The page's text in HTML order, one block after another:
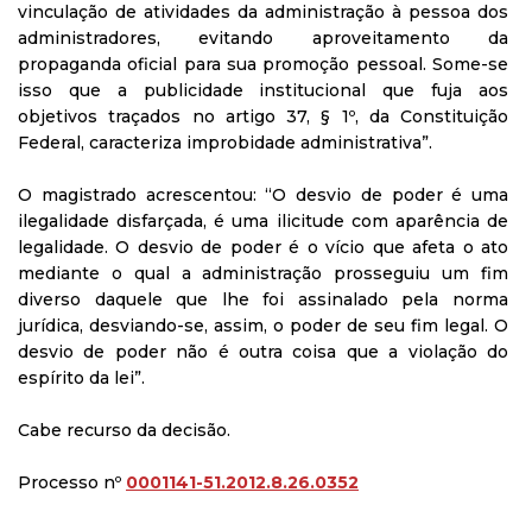
vinculação de atividades da administração à pessoa dos
administradores, evitando aproveitamento da
propaganda oficial para sua promoção pessoal. Some-se
isso que a publicidade institucional que fuja aos
objetivos traçados no artigo 37, § 1º, da Constituição
Federal, caracteriza improbidade administrativa”.
O magistrado acrescentou: “O desvio de poder é uma
ilegalidade disfarçada, é uma ilicitude com aparência de
legalidade. O desvio de poder é o vício que afeta o ato
mediante o qual a administração prosseguiu um fim
diverso daquele que lhe foi assinalado pela norma
jurídica, desviando-se, assim, o poder de seu fim legal. O
desvio de poder não é outra coisa que a violação do
espírito da lei”.
Cabe recurso da decisão.
Processo nº 0001141-51.2012.8.26.0352